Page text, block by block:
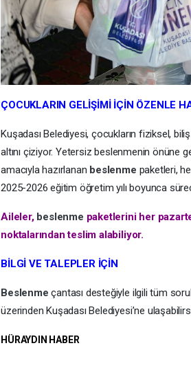
ÇOCUKLARIN GELİŞİMİ İÇİN ÖZENLE
Kuşadası Belediyesi, çocukların fiziksel,
altını çiziyor. Yetersiz beslenmenin önüne
amacıyla hazırlanan beslenme paketleri,
2025-2026 eğitim öğretim yılı boyunca
Aileler, beslenme paketlerini her
noktalarından teslim alabiliyor.
BİLGİ VE TALEPLER İÇİN
Beslenmeçantası desteğiyle ilgili tüm
üzerinden Kuşadası Belediyesi’ne
HÜRAYDIN HABER